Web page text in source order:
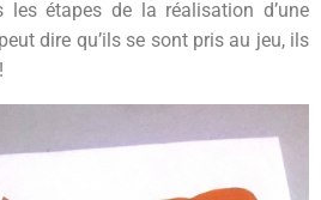
étapes de la réalisation d’une
dire qu’ils se sont pris au jeu, ils